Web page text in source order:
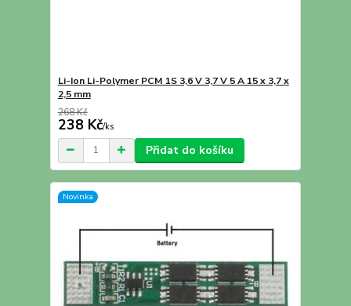
Li-Ion Li-Polymer PCM 1S 3,6 V 3,7 V 5 A 15 x 3,7 x
2,5 mm
268 Kč
238 Kč/ks
Přidat do košíku
Novinka